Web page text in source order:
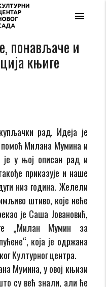
menu
понављаче и
књиге
рад. Идеја је
помоћ Милана Мумина и
у њој описан рад и
приказује и наше
низ година. Желели
штиво, које неће
је Саша Јовановић,
„Милан Мумин за
која је одржана
Културног центра.
Мумина, у овој књизи
су већ знали, али ће